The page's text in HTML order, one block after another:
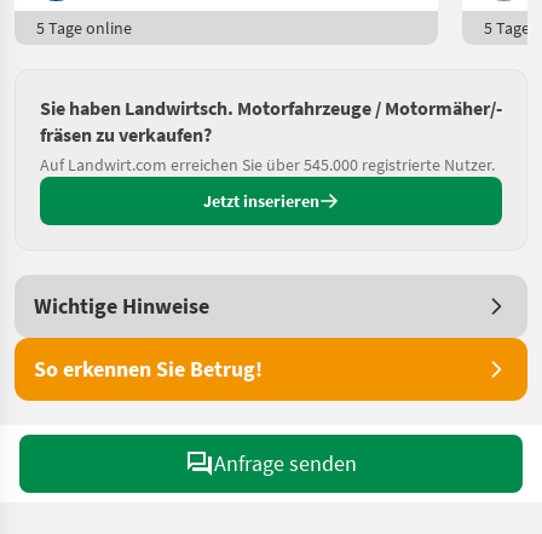
5 Tage online 5 Tage
Sie haben Landwirtsch. Motorfahrzeuge / Motormäher/-
fräsen zu verkaufen?
Auf Landwirt.com erreichen Sie über 545.000 registrierte Nutzer.
Jetzt inserieren
Wichtige Hinweise
So erkennen Sie Betrug!
Anfrage senden